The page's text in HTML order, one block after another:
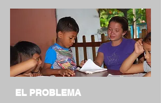
EL PROBLEMA